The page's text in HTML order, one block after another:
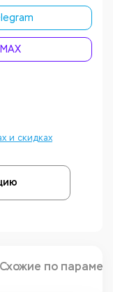
и скидках
Схожие по